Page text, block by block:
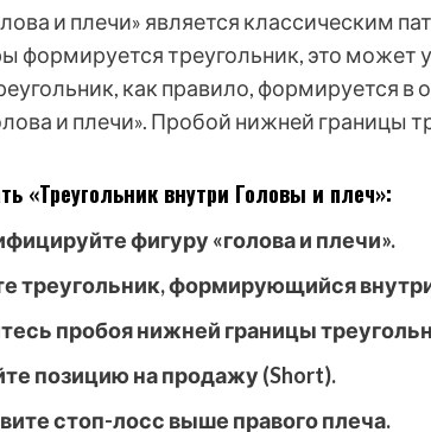
и плечи» является классическим
формируется треугольник, это может
как правило, формируется в
и плечи». Пробой нижней границы
«Треугольник внутри Головы и плеч»:
фигуру «голова и плечи».
треугольник, формирующийся
пробоя нижней границы
позицию на продажу (Short).
стоп-лосс выше правого плеча.